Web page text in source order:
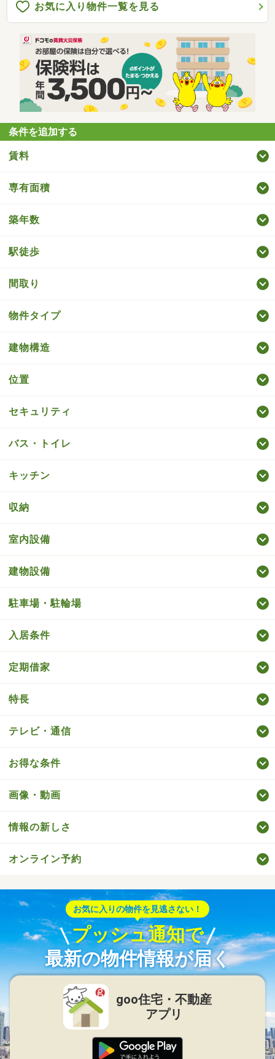
お気に入り物件一覧を見る
条件を追加する
賃料
専有面積
築年数
駅徒歩
間取り
物件タイプ
建物構造
位置
セキュリティ
バス・トイレ
キッチン
収納
室内設備
建物設備
駐車場・駐輪場
入居条件
定期借家
特長
テレビ・通信
お得な条件
画像・動画
情報の新しさ
オンライン予約
お気に入りの物件を見逃さない！
プッシュ通知で
最新の物件情報が届く
goo住宅・不動産
アプリ